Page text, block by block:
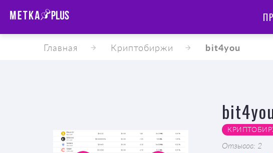
Главная Криптобиржи bit4you
Отзывов: 2